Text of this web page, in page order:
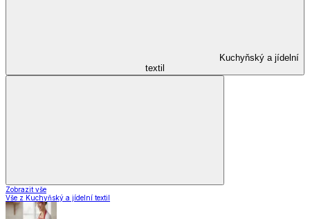
Kuchyňský a jídelní
textil
Zobrazit vše
Vše z Kuchyňský a jídelní textil